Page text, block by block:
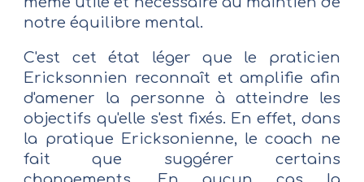
notre équilibre mental.
C'est cet état léger que le praticien
Ericksonnien reconnaît et amplifie afin
d'amener la personne à atteindre les
objectifs qu'elle s'est fixés. En effet, dans
la pratique Ericksonienne, le coach ne
fait que suggérer certains